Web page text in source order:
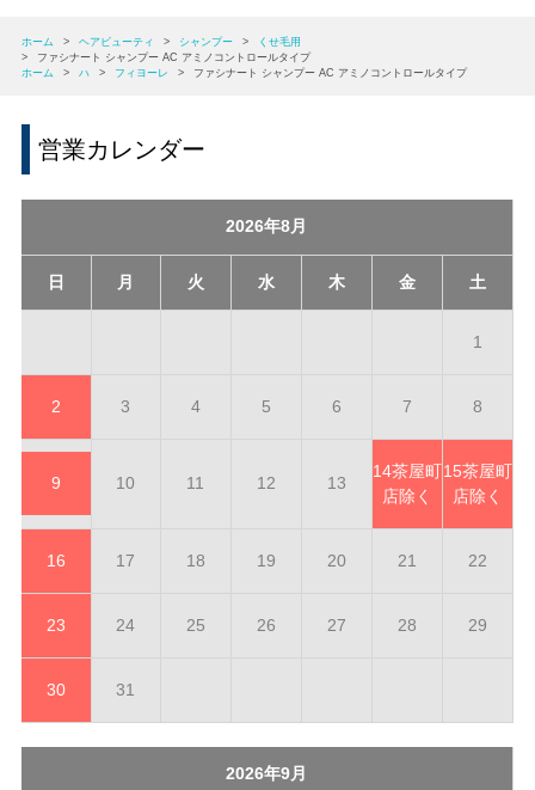
ホーム > ヘアビューティ > シャンプー >
くせ毛用
>
ファシナート シャンプー AC アミノコントロールタイプ
ホーム
> ハ > フィヨーレ > ファシナート シャンプー AC アミノコントロールタイプ
営業カレンダー
2026年8月
日 月 火 水 木 金 土
1
2 3 4 5 6 7 8
9 10 11 12 13
14茶屋町
店除く
15茶屋町
店除く
16 17 18 19 20 21 22
23 24 25 26 27 28 29
30 31
2026年9月